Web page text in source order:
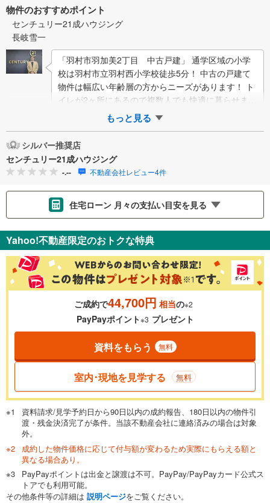
物件のおすすめポイント
センチュリー21成ハウジング
長岐雪一
「羽村市羽加美2丁目 中古戸建」 通学区域の小学
校は羽村市立羽村西小学校徒歩5分！ 中古の戸建て
物件は幅広い年齢層の方からニーズがあります！ ト
イレが2ヶ所にあるので複数人でも快適に暮らせま
す！ 羽村市に特化した当社には、不動産情…
もっと見る
シルバー推奨店
センチュリー21成ハウジング
-.-- 不動産会社レビュー4件
住宅ローン 月々の支払い目安を見る
金利 ％
0.01%
一般的には最長35年まで借り入れ可能です。多くの金融機関
が完済時の年齢は80歳までを条件としています。
閉じる
頭金 万円
0万円 2,980万円
自己資金から住宅購入にかけられる金額を入力してくださ
い。一般的には物件価格の2割までが目安です。
閉じる
ボーナス
万円
Yahoo!不動産限定のおトクな特典
ご成約で44,700円 相当の※2
PayPayポイント※3 プレゼント
資料をもらう 無料
室内･現地を見学する 無料
資料請求/見学予約日から90日以内の成約報告、180日以内の物件引
渡・残金決済完了が条件。当該不動産会社に連絡済みの場合は対象
外。
成約した物件価格に応じて付与額が変わるため実際にもらえる額と
異なる場合あり。
PayPayポイントは出金と譲渡は不可。PayPay/PayPayカード公式ス
トアでも利用可能。
その他条件等の詳細は 説明ページをご覧ください。